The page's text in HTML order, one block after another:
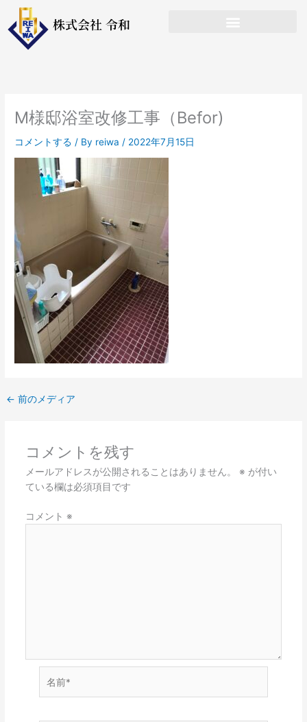
株式会社 令和
M様邸浴室改修工事（Befor)
コメントする / By reiwa / 2022年7月15日
← 前のメディア
コメントを残す
メールアドレスが公開されることはありません。 ※ が付い
ている欄は必須項目です
コメント ※
前